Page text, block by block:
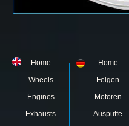
Home
Wheels
Engines
Exhausts
Home
Felgen
Motoren
Auspuffe